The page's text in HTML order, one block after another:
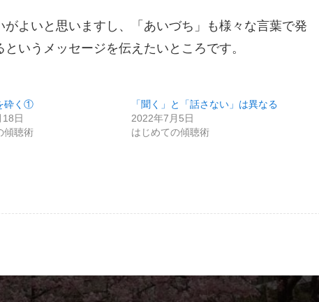
よいと思いますし、「あいづち」も様々な言葉で発
いうメッセージを伝えたいところです。
砕く①
日
傾聴術
「聞く」と「話さない」は異なる
2022年7月5日
はじめての傾聴術